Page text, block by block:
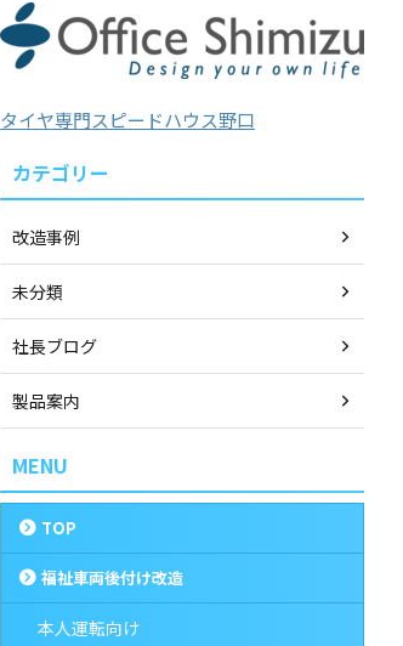
タイヤ専門スピードハウス野口
カテゴリー
改造事例
未分類
社長ブログ
製品案内
MENU
TOP
福祉車両後付け改造
本人運転向け